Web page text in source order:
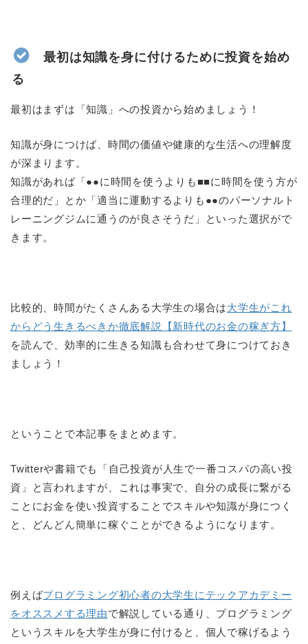
最初は知識を身に付けるために投資を始め
る
最初はまずは「知識」への投資から始めましょう！
知識が身につけば、時間の価値や健康的な生活への理解度
が深まります。
知識があれば「●●に時間を使うよりも■■に時間を使う方が
合理的だ」とか「適当に運動するよりも●●のパーソナルト
レーニングジムに通うのが良さそうだ」といった選択がで
きます。
比較的、時間がたくさんある大学生の場合は大学生がこれ
からどう生きるべきか徹底解説【新時代のお金の稼ぎ方】
を読んで、効率的に生きる知識も合わせて身につけておき
ましょう！
ということで本記事をまとめます。
Twitterや書籍でも「自己投資が人生で一番コスパの高い投
資」と言われますが、これは事実で、自分の成長に繋がる
ことにお金を使い投資することでスキルや知識が身につく
と、どんどん簡単に稼ぐことができるようになります。
例えばプログラミング初心者の大学生にテックアカデミー
をオススメする理由で解説している通り、プログラミング
というスキルを大学生が身に付けると、個人で稼げるよう